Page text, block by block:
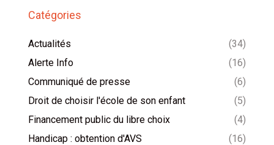
Catégories
Actualités
(34)
Alerte Info
(16)
Communiqué de presse
(6)
Droit de choisir l'école de son enfant
(5)
Financement public du libre choix
(4)
Handicap : obtention d'AVS
(16)